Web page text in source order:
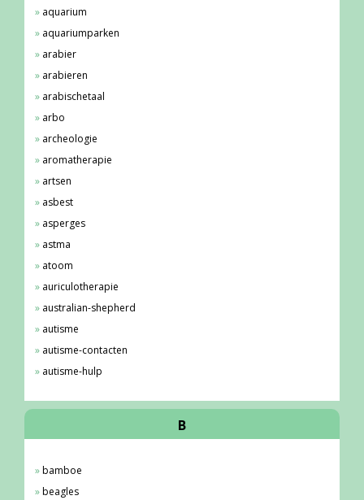
aquarium
aquariumparken
arabier
arabieren
arabischetaal
arbo
archeologie
aromatherapie
artsen
asbest
asperges
astma
atoom
auriculotherapie
australian-shepherd
autisme
autisme-contacten
autisme-hulp
B
bamboe
beagles